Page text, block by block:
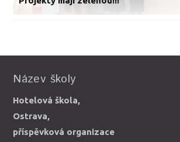
Název školy
Hotelová škola,
Ostrava,
příspěvková organizace